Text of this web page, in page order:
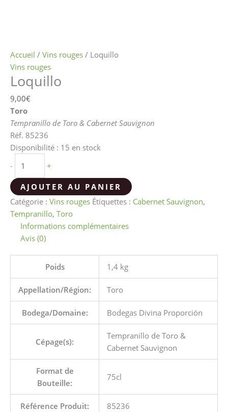
Accueil / Vins rouges / Loquillo
Vins rouges
Loquillo
9,00€
Toro
Tempranillo de Toro & Cabernet Sauvignon
Réf. 85236
Disponibilité : 15 en stock
-
+
AJOUTER AU PANIER
Catégorie : Vins rouges Étiquettes : Cabernet Sauvignon,
Tempranillo, Toro
Informations complémentaires
Avis (0)
Poids 1,4 kg
Appellation/Région: Toro
Bodega/Domaine: Bodegas Divina Proporción
Cépage(s):
Tempranillo de Toro &
Cabernet Sauvignon
Format de
Bouteille:
75cl
Référence Produit: 85236